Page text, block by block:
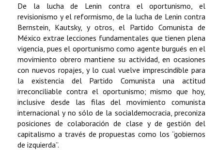
De la lucha de Lenin contra el oportunismo, el
revisionismo y el reformismo, de la lucha de Lenin contra
Bernstein, Kautsky, y otros, el Partido Comunista de
México extrae lecciones fundamentales que tienen plena
vigencia, pues el oportunismo como agente burgués en el
movimiento obrero mantiene su actividad, en ocasiones
con nuevos ropajes, y lo cual vuelve imprescindible para
la existencia del Partido Comunista una actitud
irreconciliable contra el oportunismo; mismo que hoy,
inclusive desde las filas del movimiento comunista
internacional y no sólo de la socialdemocracia, preconiza
posiciones de colaboración de clase y de gestión del
capitalismo a través de propuestas como los “gobiernos
de izquierda”.